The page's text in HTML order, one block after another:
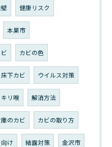
健康リスク
本巣市
カビの色
床下カビ ウイルス対策
キリ喉 解消方法
のカビ カビの取り方
け 結露対策 金沢市